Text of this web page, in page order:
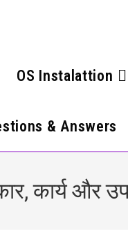
OS Instalattion
& Answers
कार्य और